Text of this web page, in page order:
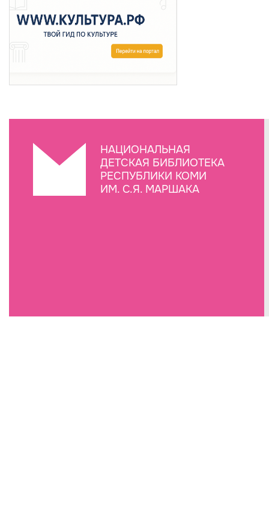
НАЦИОНАЛЬНАЯ
ДЕТСКАЯ БИБЛИОТЕКА
РЕСПУБЛИКИ КОМИ
ИМ. С.Я. МАРШАКА